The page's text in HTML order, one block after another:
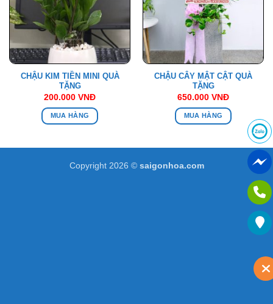
CHẬU KIM TIỀN MINI QUÀ
TẶNG
200.000 VNĐ
MUA HÀNG
CHẬU CÂY MẬT CẬT QUÀ
TẶNG
650.000 VNĐ
MUA HÀNG
Copyright 2026 © saigonhoa.com